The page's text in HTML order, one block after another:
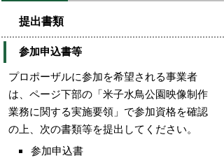
提出書類
参加申込書等
プロポーザルに参加を希望される事業者
は、ページ下部の「米子水鳥公園映像制作
業務に関する実施要領」で参加資格を確認
の上、次の書類等を提出してください。
参加申込書